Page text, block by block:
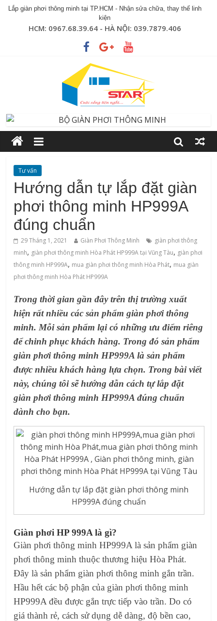
Lắp giàn phơi thông minh tại TP.HCM - Nhận sửa chữa, thay thế linh
kiện
HCM: 0967.68.39.64 - HÀ NỘI: 039.7879.406
Tư vấn
Hướng dẫn tự lắp đặt giàn
phơi thông minh HP999A
đúng chuẩn
29 Tháng 1, 2021 Giàn Phơi Thông Minh
‌giàn‌ ‌phơi‌ ‌thông‌
‌minh, giàn phơi thông minh Hòa Phát HP999A tại Vũng Tàu, giàn phơi
thông minh HP999A, mua giàn phơi thông minh Hòa Phát, mua giàn
phơi thông minh Hòa Phát HP999A
Trong thời gian gần đây trên thị trường xuất
hiện rất nhiều các sản phẩm giàn phơi thông
minh. Mỗi sản phẩm lại có những ưu điểm riêng
để chinh phục khách hàng. Trong đó sản phẩm
giàn phơi thông minh HP999A là sản phẩm
được nhiều khách hàng lựa chọn. Trong bài viết
này, chúng tôi sẽ hướng dẫn cách tự lắp đặt
giàn phơi thông minh HP999A đúng chuẩn
dành cho bạn.
Hướng dẫn tự lắp đặt giàn phơi thông minh
HP999A đúng chuẩn
Giàn phơi HP 999A là gì?
Giàn phơi thông minh HP999A là sản phẩm giàn
phơi thông minh thuộc thương hiệu Hòa Phát.
Đây là sản phẩm giàn phơi thông minh gắn trần.
Hầu hết các bộ phận của giàn phơi thông minh
HP999A đều được gắn trực tiếp vào trần. Do có
giá thành rẻ, cách sử dụng dễ dàng, độ bền cao,